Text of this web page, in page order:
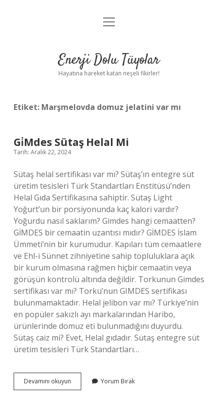
Anasayfa
Yasal Uyarı
menüyü
Enerji Dolu Tüyolar
Hayatına hareket katan neşeli fikirler!
Etiket: Marşmelovda domuz jelatini var mı
Gi̇Mdes Sütaş Helal Mi
Tarih: Aralık 22, 2024
Sütaş helal sertifikası var mı? Sütaş’ın entegre süt
üretim tesisleri Türk Standartları Enstitüsü’nden
Helal Gıda Sertifikasına sahiptir. Sütaş Light
Yoğurt’un bir porsiyonunda kaç kalori vardır?
Yoğurdu nasıl saklarım? Gimdes hangi cemaatten?
GİMDES bir cemaatin uzantısı mıdır? GİMDES İslam
Ümmeti’nin bir kurumudur. Kapıları tüm cemaatlere
ve Ehl-i Sünnet zihniyetine sahip topluluklara açık
bir kurum olmasına rağmen hiçbir cemaatin veya
görüşün kontrolü altında değildir. Torkunun Gimdes
sertifikası var mı? Torku’nun GIMDES sertifikası
bulunmamaktadır. Helal jelibon var mı? Türkiye’nin
en popüler sakızlı ayı markalarından Haribo,
ürünlerinde domuz eti bulunmadığını duyurdu.
Sütaş caiz mi? Evet, Helal gıdadır. Sütaş entegre süt
üretim tesisleri Türk Standartları…
Devamını okuyun
Sütaş
Yorum Bırak